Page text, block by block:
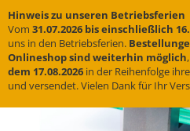
Hinweis zu unseren Betriebsferien
Vom 31.07.2026 bis einschließlich
uns in den Betriebsferien.
Onlineshop sind weiterhin möglich
dem 17.08.2026 in der Reihenfolge
und versendet. Vielen Dank für Ihr